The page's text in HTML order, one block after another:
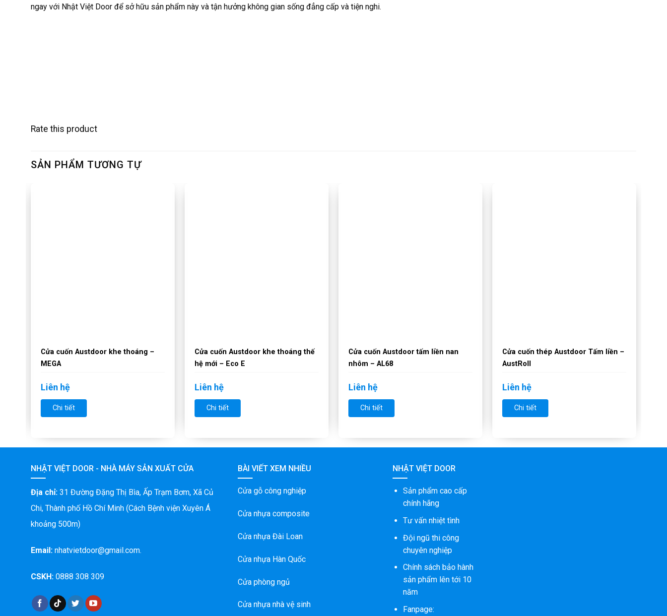
ngay với Nhật Việt Door để sở hữu sản phẩm này và tận hưởng không gian sống đẳng cấp và tiện nghi.
Rate this product
SẢN PHẨM TƯƠNG TỰ
Cửa cuốn Austdoor khe thoáng –
MEGA
Liên hệ
Chi tiết
Cửa cuốn Austdoor khe thoáng thế
hệ mới – Eco E
Liên hệ
Chi tiết
Cửa cuốn Austdoor tấm liền nan
nhôm – AL68
Liên hệ
Chi tiết
Cửa cuốn thép Austdoor Tấm liền –
AustRoll
Liên hệ
Chi tiết
NHẬT VIỆT DOOR - NHÀ MÁY SẢN XUẤT CỬA
Địa chỉ: 31 Đường Đặng Thị Bìa, Ấp Trạm Bơm, Xã Củ
Chi, Thành phố Hồ Chí Minh (Cách Bệnh viện Xuyên Á
khoảng 500m)
Email: nhatvietdoor@gmail.com.
CSKH: 0888 308 309
BÀI VIẾT XEM NHIỀU
Cửa gỗ công nghiệp
Cửa nhựa composite
Cửa nhựa Đài Loan
Cửa nhựa Hàn Quốc
Cửa phòng ngủ
Cửa nhựa nhà vệ sinh
NHẬT VIỆT DOOR
Sản phẩm cao cấp
chính hãng
Tư vấn nhiệt tình
Đội ngũ thi công
chuyên nghiệp
Chính sách bảo hành
sản phẩm lên tới 10
năm
Fanpage: